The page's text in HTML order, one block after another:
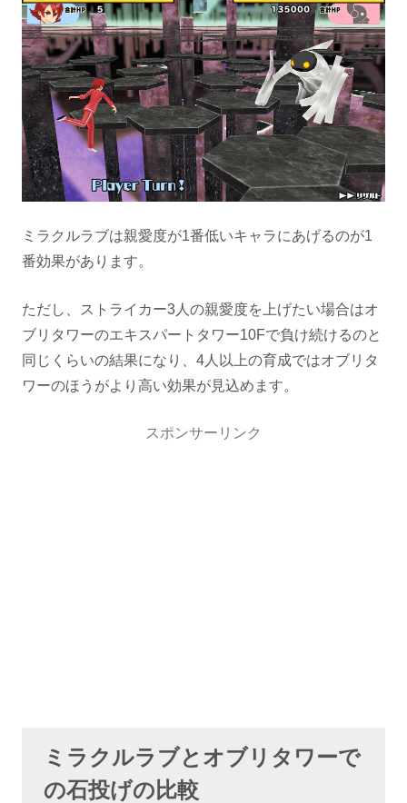
ミラクルラブは親愛度が1番低いキャラにあげるのが1
番効果があります。
ただし、ストライカー3人の親愛度を上げたい場合はオ
ブリタワーのエキスパートタワー10Fで負け続けるのと
同じくらいの結果になり、4人以上の育成ではオブリタ
ワーのほうがより高い効果が見込めます。
スポンサーリンク
ミラクルラブとオブリタワーで
の石投げの比較